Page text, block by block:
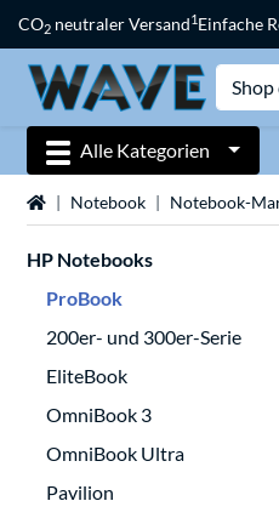
CO2 neutraler Versand1Einfache
Alle Kategorien
StartseiteNotebook Notebook-
HP Notebooks
ProBook
200er- und 300er-Serie
EliteBook
OmniBook 3
OmniBook Ultra
Pavilion